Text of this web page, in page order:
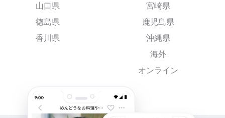
山口県
徳島県
香川県
宮崎県
鹿児島県
沖縄県
海外
オンライン